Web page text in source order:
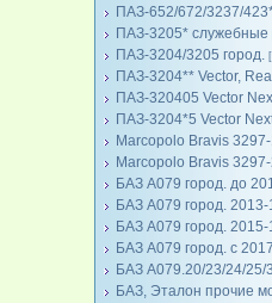
ПАЗ-652/672/3237/
ПАЗ-3205* служебные
ПАЗ-3204/3205 город.
ПАЗ-3204** Vector, Real
ПАЗ-320405 Vector
ПАЗ-3204*5 Vector
Marcopolo Bravis 3297-
Marcopolo Bravis
БАЗ А079 город. до
БАЗ А079 город. 2013-
БАЗ А079 город. 2015-
БАЗ А079 город. с 2017
БАЗ А079.20/23/24/25/
БАЗ, Эталон прочие